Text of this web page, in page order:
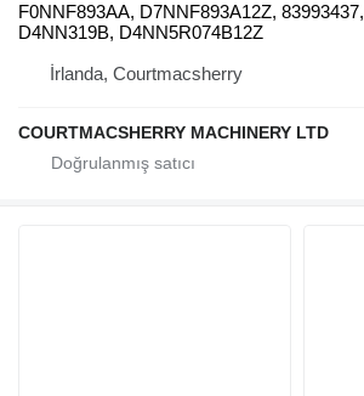
F0NNF893AA, D7NNF893A12Z, 83993437,
D4NN319B, D4NN5R074B12Z
İrlanda, Courtmacsherry
COURTMACSHERRY MACHINERY LTD